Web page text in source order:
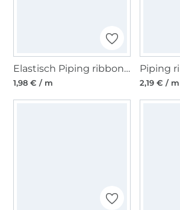
Elastisch Piping ribbon, aquablauw
1,98 € / m 2,19 € / m